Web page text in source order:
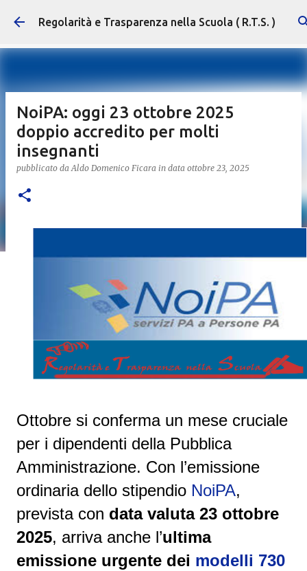
Passa ai contenuti principali
Regolarità e Trasparenza nella Scuola ( R.T.S. )
NoiPA: oggi 23 ottobre 2025
doppio accredito per molti
insegnanti
pubblicato daAldo Domenico Ficara in data ottobre 23, 2025
Ottobre si conferma un mese cruciale
per i dipendenti della Pubblica
Amministrazione. Con l’emissione
ordinaria dello stipendio NoiPA,
prevista con data valuta 23 ottobre
2025, arriva anche l’ultima
emissione urgente dei modelli 730